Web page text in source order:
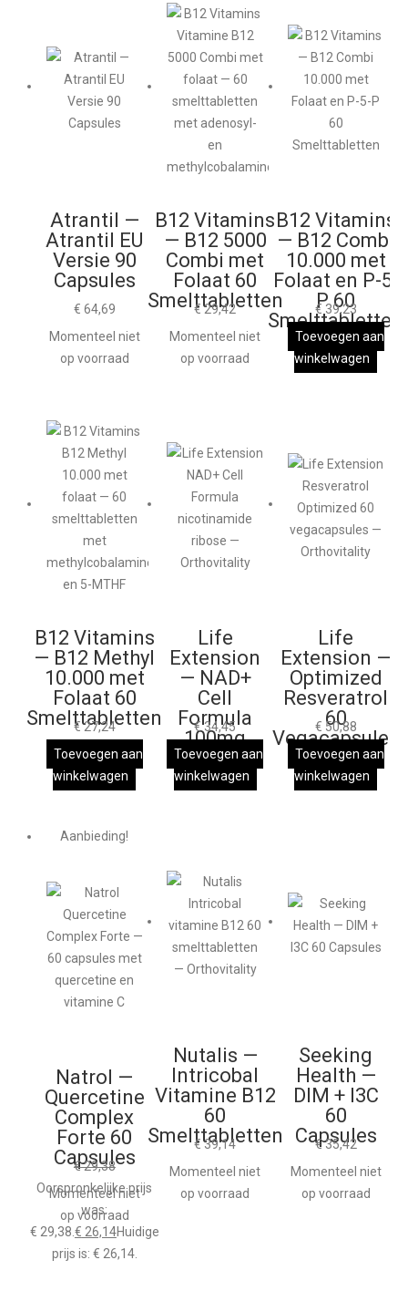
Atrantil —
Atrantil EU
Versie 90
Capsules
€ 64,69
Momenteel niet
op voorraad
B12 Vitamins
— B12 5000
Combi met
Folaat 60
Smelttabletten
€29,42
Momenteel niet
op voorraad
B12 Vitamins
— B12 Combi
10.000 met
Folaat en P-5-
P 60
Smelttabletten
€ 39,23
Toevoegen aan
winkelwagen
B12 Vitamins
— B12 Methyl
10.000 met
Folaat 60
Smelttabletten
€27,24
Toevoegen aan
winkelwagen
Life
Extension
— NAD+
Cell
Formula
100mg
€34,45
Toevoegen aan
winkelwagen
Life
Extension —
Optimized
Resveratrol
60
Vegacapsules
€ 50,88
Toevoegen aan
winkelwagen
Aanbieding!
Natrol —
Quercetine
Complex
Forte 60
Capsules
€29,38
Oorspronkelijke prijs
was:
€ 29,38. € 26,14Huidige
prijs is: € 26,14.
Momenteel niet
op voorraad
Nutalis —
Intricobal
Vitamine B12
60
Smelttabletten
€39,14
Momenteel niet
op voorraad
Seeking
Health —
DIM + I3C
60
Capsules
€35,42
Momenteel niet
op voorraad